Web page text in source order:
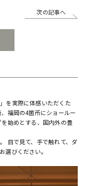
次の記事へ
を実際に体感いただくた
福岡の4箇所にショールー
始めとする、国内外の豊
目で見て、手で触れて、ダ
選びください。